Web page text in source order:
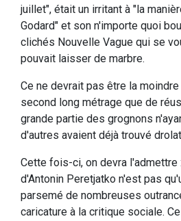
juillet", était un irritant à "la
Godard" et son n'importe quoi
clichés Nouvelle Vague qui se
pouvait laisser de marbre.
Ce ne devrait pas être la
second long métrage que de
grande partie des grognons
d'autres avaient déjà trouvé
Cette fois-ci, on devra l'admettre
d'Antonin Peretjatko n'est pas
parsemé de nombreuses
caricature à la critique sociale.